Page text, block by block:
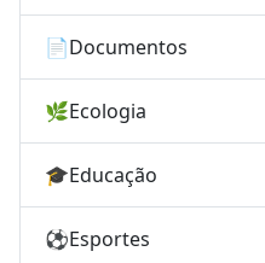
📄Documentos
🌿Ecologia
🎓Educação
⚽Esportes